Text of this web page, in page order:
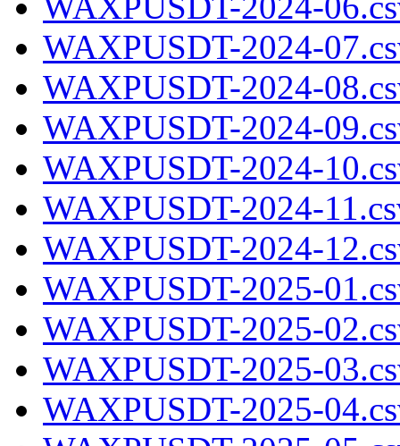
WAXPUSDT-2024-
WAXPUSDT-2024-
WAXPUSDT-2024-
WAXPUSDT-2024-
WAXPUSDT-2024-
WAXPUSDT-2024-
WAXPUSDT-2025-
WAXPUSDT-2025-
WAXPUSDT-2025-
WAXPUSDT-2025-